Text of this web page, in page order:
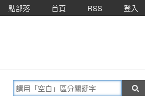
點部落 首頁 RSS 登入